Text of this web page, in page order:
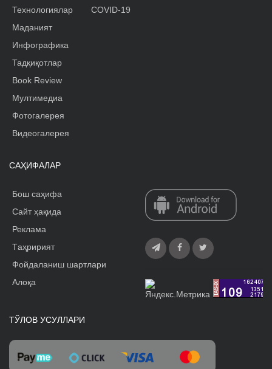
Технологиялар
Маданият
Инфографика
Тадқиқотлар
Book Review
Мултимедиа
Фотогалерея
Видеогалерея
COVID-19
САҲИФАЛАР
Бош саҳифа
Сайт ҳақида
Реклама
Tаҳририят
Фойдаланиш шартлари
Алоқа
ТЎЛОВ УСУЛЛАРИ